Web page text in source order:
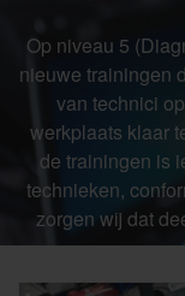
Op niveau 5
nieuwe trainingen
van technici
werkplaats klaar
de trainingen is
technieken,
zorgen wij dat